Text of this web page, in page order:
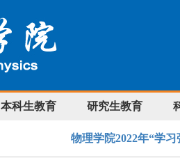
本科生教育 研究生教育
物理学院2022年“学习